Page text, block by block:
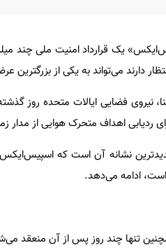
یک قرارداد امنیت ملی چند
دارند می‌تواند به یکی از
ردیابی اهداف متحرک هوایی از مدار
نشانه آن است که
ادامه می‌دهد.